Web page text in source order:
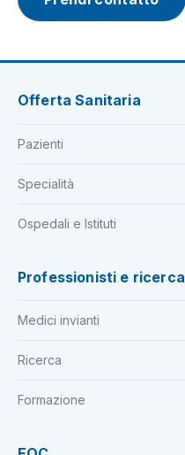
Offerta Sanitaria
Pazienti
Specialità
Ospedali e Istituti
Professionisti e ricerca
Medici invianti
Ricerca
Formazione